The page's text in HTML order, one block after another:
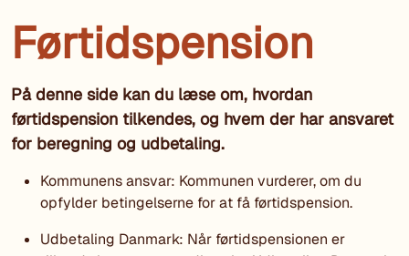
Førtidspension
På denne side kan du læse om, hvordan
førtidspension tilkendes, og hvem der har ansvaret
for beregning og udbetaling.
Kommunens ansvar: Kommunen vurderer, om du
opfylder betingelserne for at få førtidspension.
Udbetaling Danmark: Når førtidspensionen er